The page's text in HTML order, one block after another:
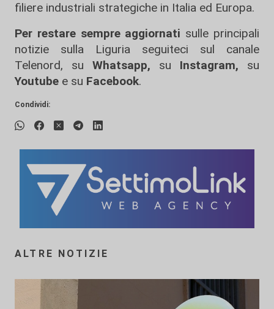
filiere industriali strategiche in Italia ed Europa.
Per restare sempre aggiornati sulle principali
notizie sulla Liguria seguiteci sul canale
Telenord, su
Whatsapp, su Instagram, su
Youtube e su Facebook.
Condividi:
ALTRE NOTIZIE